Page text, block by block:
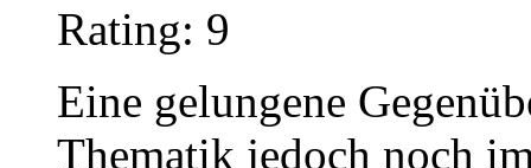
Rating: 9
Eine gelungene
Thematik jedoch noch